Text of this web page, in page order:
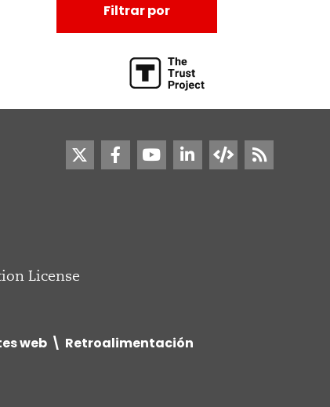
Filtrar por
License
web
Retroalimentación